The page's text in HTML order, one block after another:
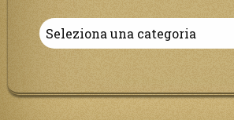
Archivio
Messaggi